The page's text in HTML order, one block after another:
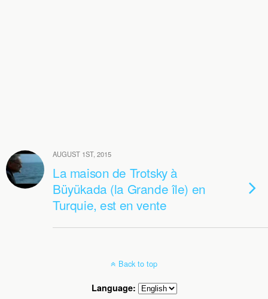
AUGUST 1ST, 2015
La maison de Trotsky à
Büyükada (la Grande île) en
Turquie, est en vente
Back to top
Language: